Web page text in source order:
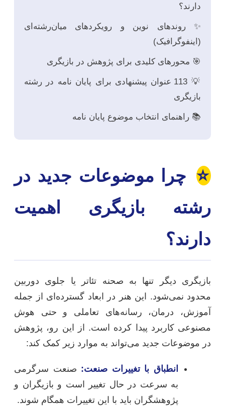
دارند؟
✨ روندهای نوین و رویکردهای میان‌رشته‌ای
(اینفوگرافیک)
🎯 محورهای کلیدی برای پژوهش در بازیگری
💡 113 عنوان پیشنهادی برای پایان نامه در رشته
بازیگری
📚 راهنمای انتخاب موضوع پایان نامه
⭐ چرا موضوعات جدید در
رشته بازیگری اهمیت
دارند؟
بازیگری دیگر تنها به صحنه تئاتر یا جلوی دوربین
محدود نمی‌شود. این هنر در ابعاد گسترده‌ای از جمله
آموزش، درمان، رسانه‌های تعاملی و حتی هوش
مصنوعی کاربرد پیدا کرده است. از این رو، پژوهش
در موضوعات جدید می‌تواند به موارد زیر کمک کند:
انطباق با تغییرات صنعت: صنعت سرگرمی
به سرعت در حال تغییر است و بازیگران و
پژوهشگران باید با این تغییرات همگام شوند.